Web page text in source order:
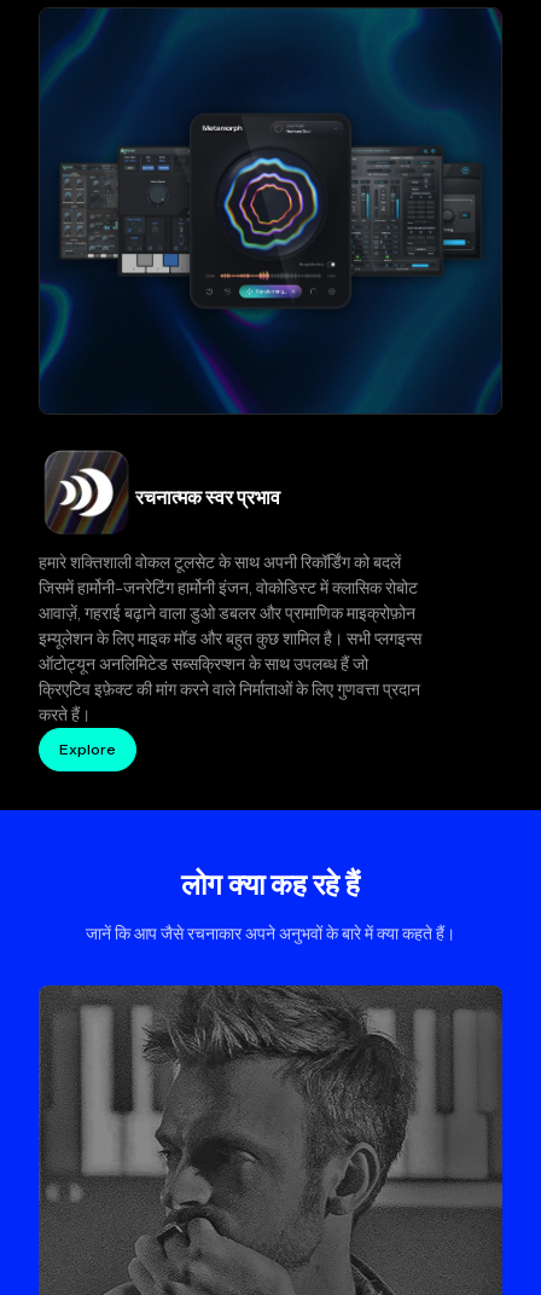
रचनात्मक स्वर प्रभाव
हमारे शक्तिशाली वोकल टूलसेट के साथ अपनी रिकॉर्डिंग को बदलें
जिसमें हार्मोनी-जनरेटिंग हार्मोनी इंजन, वोकोडिस्ट में क्लासिक रोबोट
आवाज़ें, गहराई बढ़ाने वाला डुओ डबलर और प्रामाणिक माइक्रोफ़ोन
इम्यूलेशन के लिए माइक मॉड और बहुत कुछ शामिल है। सभी प्लगइन्स
ऑटोट्यून अनलिमिटेड सब्सक्रिप्शन के साथ उपलब्ध हैं जो
क्रिएटिव इफ़ेक्ट की मांग करने वाले निर्माताओं के लिए गुणवत्ता प्रदान
करते हैं।
Explore
लोग क्या कह रहे हैं
जानें कि आप जैसे रचनाकार अपने अनुभवों के बारे में क्या कहते हैं।
स्लाइड 4/4